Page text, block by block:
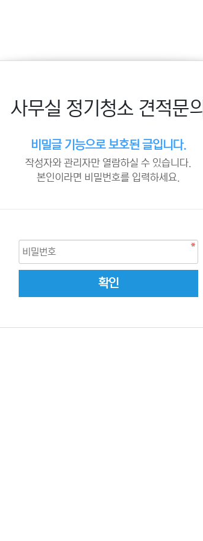
사무실 정기청소 견적문의
비밀글 기능으로 보호된 글입니다.
작성자와 관리자만 열람하실 수 있습니다.
본인이라면 비밀번호를 입력하세요.